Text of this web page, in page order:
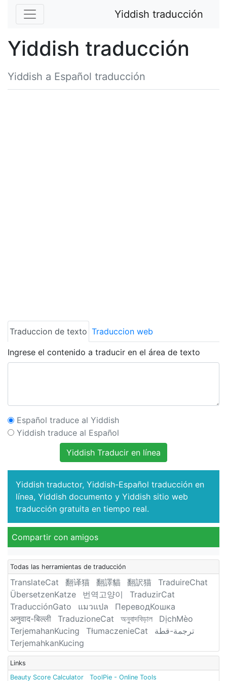
Yiddish traducción
Yiddish traducción
Yiddish a Español traducción
Traduccion de texto Traduccion web
Ingrese el contenido a traducir en el área de texto
Español traduce al Yiddish
Yiddish traduce al Español
Yiddish Traducir en línea
Yiddish traductor, Yiddish-Español traducción en
línea, Yiddish documento y Yiddish sitio web
traducción gratuita en tiempo real.
Compartir con amigos
Todas las herramientas de traducción
TranslateCat 翻译猫 翻譯貓 翻訳猫
TraduireChat
ÜbersetzenKatze
번역고양이
TraduzirCat
TraducciónGato
แมวแปล
ПереводКошка
अनुवाद-बिल्ली
TraduzioneCat অনুবাদবিড়াল
DịchMèo
TerjemahanKucing
TłumaczenieCat
ترجمة-قطة
TerjemahkanKucing
Links
Beauty Score Calculator
ToolPie - Online Tools